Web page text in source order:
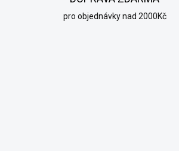
pro objednávky nad 2000Kč